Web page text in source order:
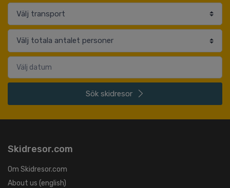
Sök skidresor
Skidresor.com
Om Skidresor.com
About us (english)